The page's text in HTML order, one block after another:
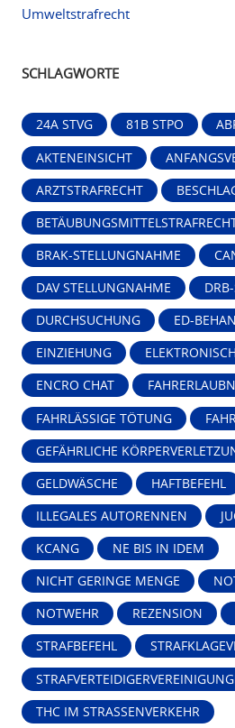
Umweltstrafrecht
SCHLAGWORTE
24A STVG 81B STPO
AKTENEINSICHT
ARZTSTRAFRECHT
BRAK-STELLUNGNAHME
DAV STELLUNGNAHME
DURCHSUCHUNG ED-
EINZIEHUNG
ENCRO CHAT
FAHRLÄSSIGE TÖTUNG
GEFÄHRLICHE
GELDWÄSCHE HAFTBEFEHL
ILLEGALES AUTORENNEN
KCANG NE BIS IN IDEM
NICHT GERINGE MENGE
NOTWEHR REZENSION
STRAFBEFEHL
THC IM STRASSENVERKEHR